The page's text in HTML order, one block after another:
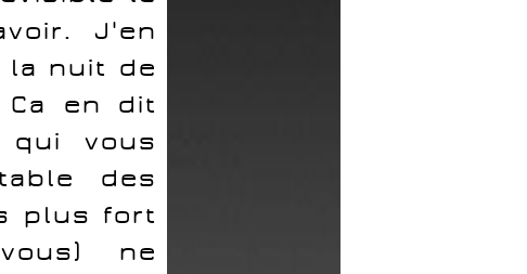
J'en
la nuit de
en dit
qui vous
des
plus fort
ne